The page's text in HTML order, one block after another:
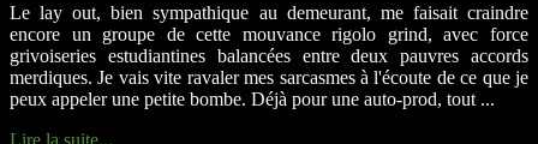
Le lay out, bien sympathique au demeurant, me faisait craindre
encore un groupe de cette mouvance rigolo grind, avec force
grivoiseries estudiantines balancées entre deux pauvres accords
merdiques. Je vais vite ravaler mes sarcasmes à l'écoute de ce que je
peux appeler une petite bombe. Déjà pour une auto-prod, tout ...
Lire la suite...